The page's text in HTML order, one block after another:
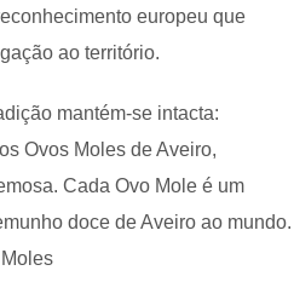
europeu que
ao território.
mantém-se intacta:
Ovos Moles de Aveiro,
Cada Ovo Mole é um
doce de Aveiro ao mundo.